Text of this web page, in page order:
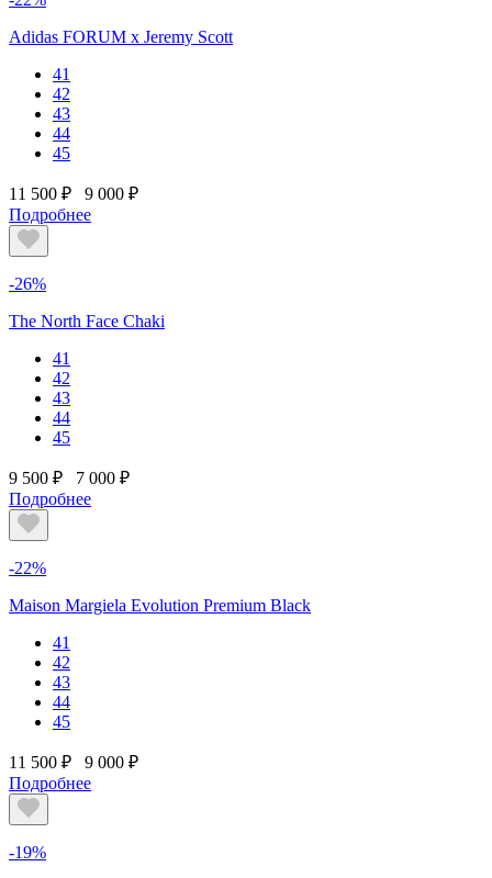
Adidas FORUM х Jeremy Scott
41
42
43
44
45
11 500 ₽
9 000 ₽
Подробнее
-26%
The North Face Chaki
41
42
43
44
45
9 500 ₽
7 000 ₽
Подробнее
-22%
Maison Margiela Evolution Premium Black
41
42
43
44
45
11 500 ₽
9 000 ₽
Подробнее
-19%